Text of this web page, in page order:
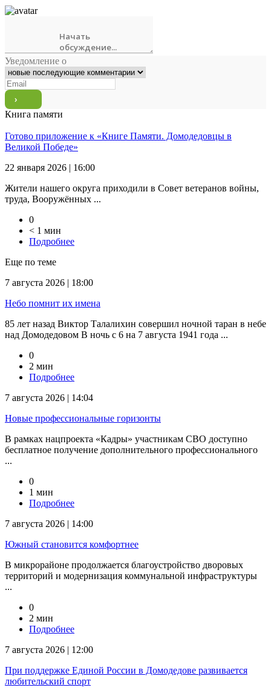
Уведомление о
Книга памяти
Готово приложение к «Книге Памяти. Домодедовцы в
Великой Победе»
22 января 2026 | 16:00
Жители нашего округа приходили в Совет ветеранов войны,
труда, Вооружённых ...
0
< 1 мин
Подробнее
Еще по теме
7 августа 2026 | 18:00
Небо помнит их имена
85 лет назад Виктор Талалихин совершил ночной таран в небе
над Домодедовом В ночь с 6 на 7 августа 1941 года ...
0
2 мин
Подробнее
7 августа 2026 | 14:04
Новые профессиональные горизонты
В рамках нацпроекта «Кадры» участникам СВО доступно
бесплатное получение дополнительного профессионального
...
0
1 мин
Подробнее
7 августа 2026 | 14:00
Южный становится комфортнее
В микрорайоне продолжается благоустройство дворовых
территорий и модернизация коммунальной инфраструктуры
...
0
2 мин
Подробнее
7 августа 2026 | 12:00
При поддержке Единой России в Домодедове развивается
любительский спорт